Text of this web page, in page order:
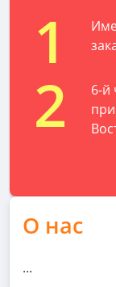
1
2
6-й
О нас
...